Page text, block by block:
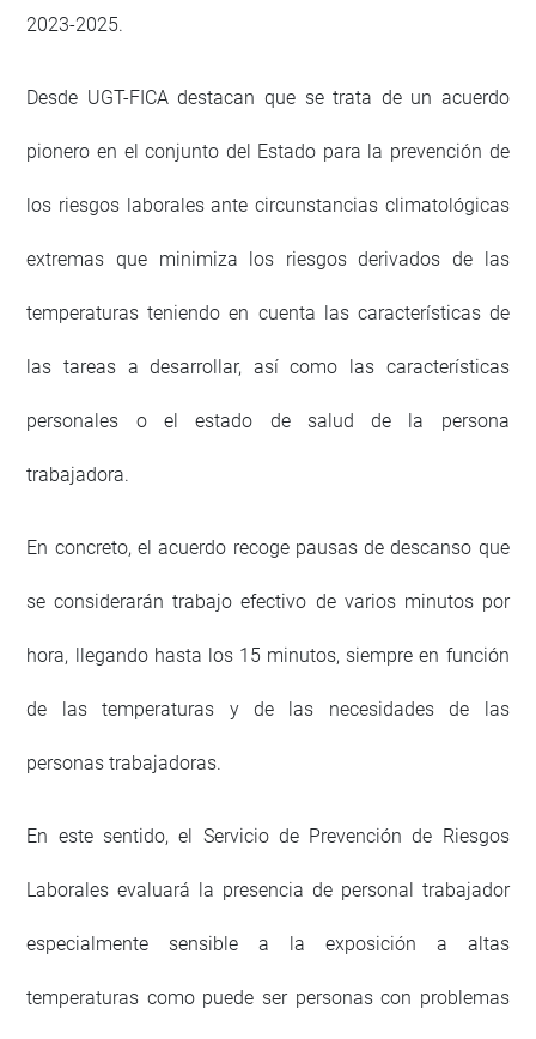
2023-2025.
Desde UGT-FICA destacan que se trata de un acuerdo
pionero en el conjunto del Estado para la prevención de
los riesgos laborales ante circunstancias climatológicas
extremas que minimiza los riesgos derivados de las
temperaturas teniendo en cuenta las características de
las tareas a desarrollar, así como las características
personales o el estado de salud de la persona
trabajadora.
En concreto, el acuerdo recoge pausas de descanso que
se considerarán trabajo efectivo de varios minutos por
hora, llegando hasta los 15 minutos, siempre en función
de las temperaturas y de las necesidades de las
personas trabajadoras.
En este sentido, el Servicio de Prevención de Riesgos
Laborales evaluará la presencia de personal trabajador
especialmente sensible a la exposición a altas
temperaturas como puede ser personas con problemas